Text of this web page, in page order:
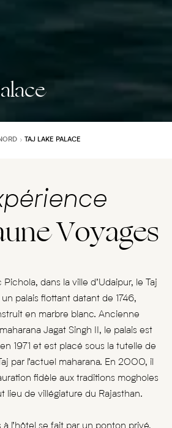
TAJ LAKE PALACE
Voyages
dans la ville d’Udaipur, le Taj
palais flottant datant de 1746,
en marbre blanc. Ancienne
Jagat Singh II, le palais est
1971 et est placé sous la tutelle de
par l’actuel maharana. En 2000, il
fidèle aux traditions mogholes
lieu de villégiature du Rajasthan.
à l’hôtel se fait par un ponton privé,